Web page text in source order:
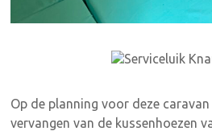
Op de planning voor deze
vervangen van de kussenhoezen